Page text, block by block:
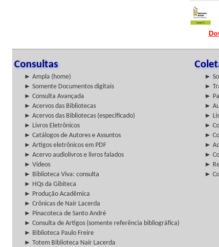
Consultas
► Ampla (home)
►
► Somente Documentos digitais
►
► Consulta Avançada
►
► Acervos das Bibliotecas
►
► Acervos das Bibliotecas (especificado)
►
► Livros Eletrônicos
►
► Catálogos de Autores e Assuntos
►
► Artigos eletrônicos em PDF
►
► Acervo audiolivros e livros falados
►
► Vídeos
►
► Biblioteca Viva: consulta
►
► HQs da Gibiteca
► Produção Acadêmica
► Crônicas de Nair Lacerda
► Pinacoteca de Santo André
► Consulta de Artigos (somente referência bibliográfica)
► Biblioteca Paulo Freire
► Totem Biblioteca Nair Lacerda